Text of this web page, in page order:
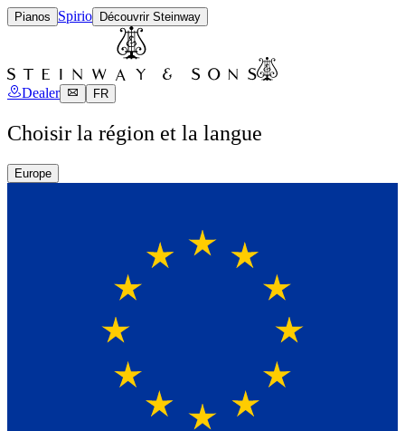
Pianos Spirio Découvrir Steinway
Dealer FR
Choisir la région et la langue
Europe